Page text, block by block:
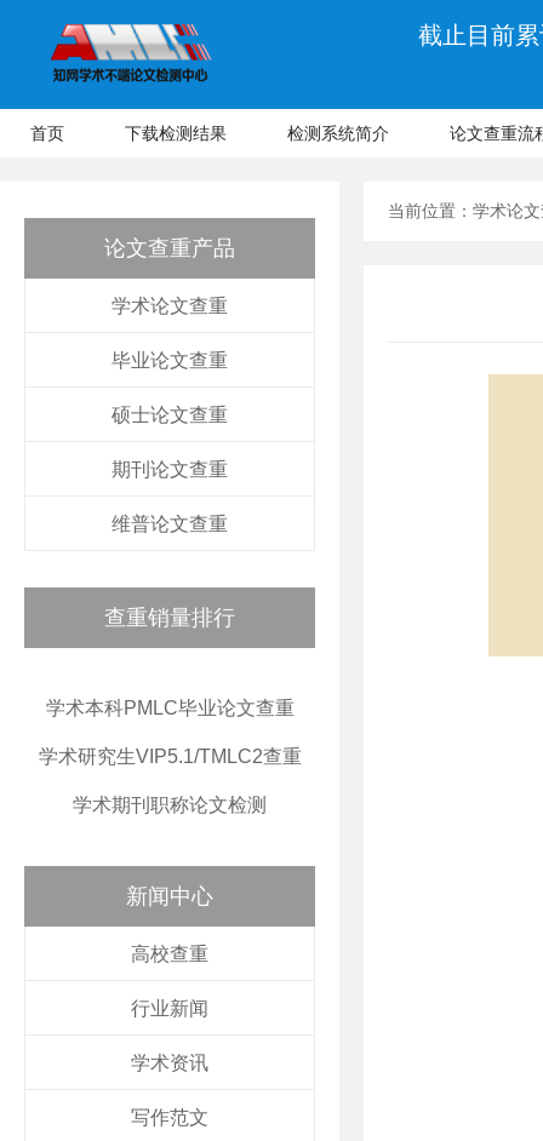
截止目前
首页 下载检测结果 检测系统简介 论文查重流
论文查重产品
学术论文查重
毕业论文查重
硕士论文查重
期刊论文查重
维普论文查重
查重销量排行
学术本科PMLC毕业论文查重
学术研究生VIP5.1/TMLC2查重
学术期刊职称论文检测
新闻中心
高校查重
行业新闻
学术资讯
写作范文
当前位置： 学术论